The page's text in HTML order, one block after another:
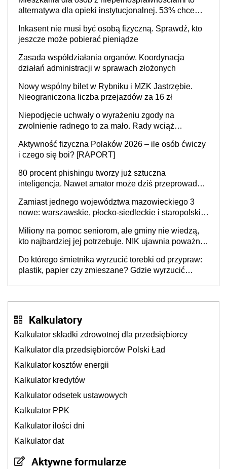
alternatywa dla opieki instytucjonalnej. 53% chce
Inkasent nie musi być osobą fizyczną. Sprawdź, kto
jeszcze może pobierać pieniądze
Zasada współdziałania organów. Koordynacja
działań administracji w sprawach złożonych
Nowy wspólny bilet w Rybniku i MZK Jastrzębie.
Nieograniczona liczba przejazdów za 16 zł
Niepodjęcie uchwały o wyrażeniu zgody na
zwolnienie radnego to za mało. Rady wciąż
sprawy
Aktywność fizyczna Polaków 2026 – ile osób ćwiczy
i czego się boi? [RAPORT]
80 procent phishingu tworzy już sztuczna
inteligencja. Nawet amator może dziś przeprowadzić
Zamiast jednego województwa mazowieckiego 3
nowe: warszawskie, płocko-siedleckie i staropolskie.
stołecznych
Miliony na pomoc seniorom, ale gminy nie wiedzą,
kto najbardziej jej potrzebuje. NIK ujawnia poważną
Do którego śmietnika wyrzucić torebki od przypraw:
plastik, papier czy zmieszane? Gdzie wyrzucić
Kalkulatory
Kalkulator składki zdrowotnej dla przedsiębiorcy
Kalkulator dla przedsiębiorców Polski Ład
Kalkulator kosztów energii
Kalkulator kredytów
Kalkulator odsetek ustawowych
Kalkulator PPK
Kalkulator ilości dni
Kalkulator dat
Aktywne formularze